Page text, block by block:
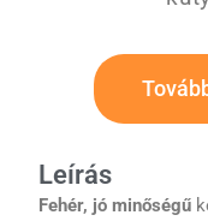
Leírás
Fehér, jó minőségű